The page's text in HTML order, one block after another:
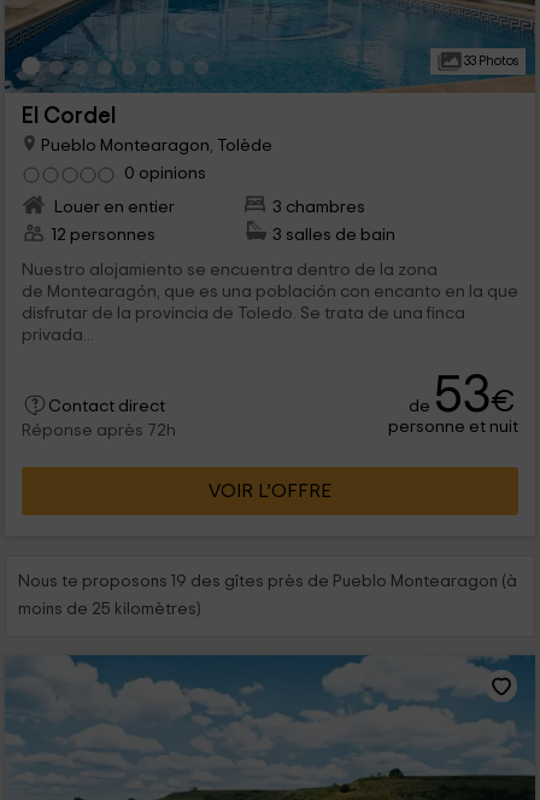
33 Photos
El Cordel
Pueblo Montearagon, Tolède
0 opinions
Louer en entier
3 chambres
12 personnes
3 salles de bain
Nuestro alojamiento se encuentra dentro de la zona
de Montearagón, que es una población con encanto en la que
disfrutar de la provincia de Toledo. Se trata de una finca
privada...
Contact direct
Réponse après 72h
de 53€
personne et nuit
VOIR L’OFFRE
Nous te proposons 19 des gîtes près de Pueblo Montearagon (à
moins de 25 kilomètres)